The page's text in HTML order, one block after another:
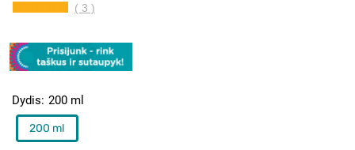
( 3 )
Dydis 200 ml
200 ml